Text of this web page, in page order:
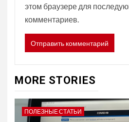
этом браузере для
комментариев.
MORE STORIES
ПОЛЕЗНЫЕ СТАТЬИ